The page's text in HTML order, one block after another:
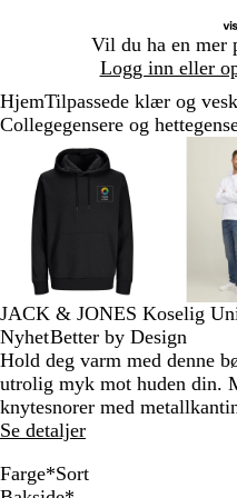
Vil du ha en mer
Logg inn eller
1
HjemTilpassede klær og
Collegegensere og
Bilde
som
kan
zoomes
Zoomet
til
minimum
Klikk
for
utvide
Bruk
tastene
pluss
å
zoome
og
piltastene
for
å
panorere
Lysbilde
JACK & JONES Koselig
NyhetBetter by Design
Hold deg varm med denne
utrolig myk mot huden din.
knytesnorer med
Se detaljer
Farge*Sort